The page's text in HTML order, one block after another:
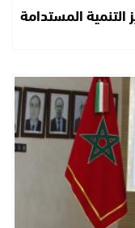
التنمية المستدامة